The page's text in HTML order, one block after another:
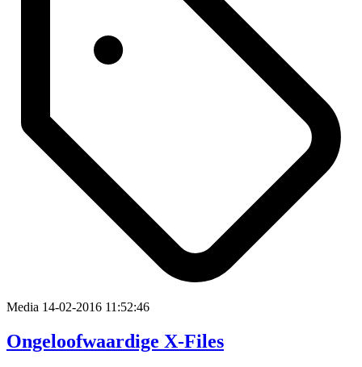
Media 14-02-2016 11:52:46
Ongeloofwaardige X-Files